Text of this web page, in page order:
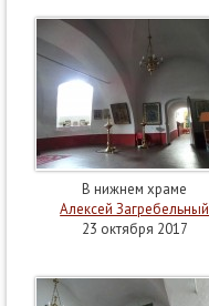
В нижнем храме
Алексей Загребельный
23 октября 2017